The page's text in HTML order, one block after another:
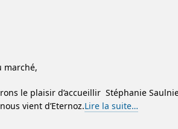
marché,
le plaisir d’accueillir Stéphanie
vient d’Eternoz.Lire la suite…